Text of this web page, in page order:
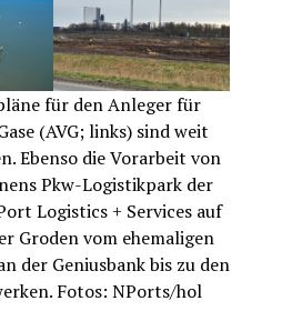
für den Anleger für
(AVG; links) sind weit
Ebenso die Vorarbeit von
Pkw-Logistikpark der
Logistics + Services auf
Groden vom ehemaligen
der Geniusbank bis zu den
Fotos: NPorts/hol